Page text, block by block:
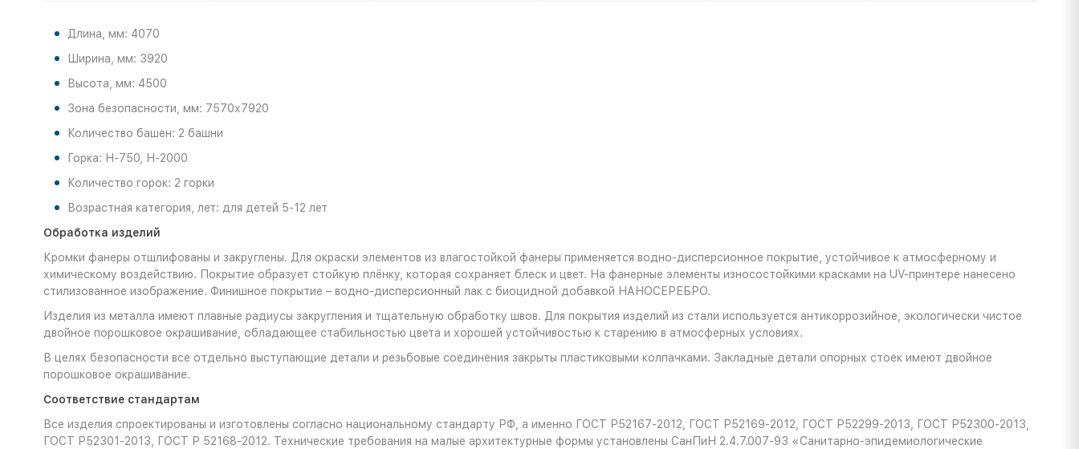
Длина, мм: 4070
Ширина, мм: 3920
Высота, мм: 4500
Зона безопасности, мм: 7570х7920
Количество башен: 2 башни
Горка: Н-750, Н-2000
Количество горок: 2 горки
Возрастная категория, лет: для детей 5-12 лет
Обработка изделий
Кромки фанеры отшлифованы и закруглены. Для окраски элементов из влагостойкой фанеры применяется водно-дисперсионное покрытие, устойчивое к атмосферному и
химическому воздействию. Покрытие образует стойкую плёнку, которая сохраняет блеск и цвет. На фанерные элементы износостойкими красками на UV-принтере нанесено
стилизованное изображение. Финишное покрытие – водно-дисперсионный лак с биоцидной добавкой НАНОСЕРЕБРО.
Изделия из металла имеют плавные радиусы закругления и тщательную обработку швов. Для покрытия изделий из стали используется антикоррозийное, экологически чистое
двойное порошковое окрашивание, обладающее стабильностью цвета и хорошей устойчивостью к старению в атмосферных условиях.
В целях безопасности все отдельно выступающие детали и резьбовые соединения закрыты пластиковыми колпачками. Закладные детали опорных стоек имеют двойное
порошковое окрашивание.
Соответствие стандартам
Все изделия спроектированы и изготовлены согласно национальному стандарту РФ, а именно ГОСТ Р52167-2012, ГОСТ Р52169-2012, ГОСТ Р52299-2013, ГОСТ Р52300-2013,
ГОСТ Р52301-2013, ГОСТ Р 52168-2012. Технические требования на малые архитектурные формы установлены СанПиН 2.4.7.007-93 «Санитарно-эпидемиологические